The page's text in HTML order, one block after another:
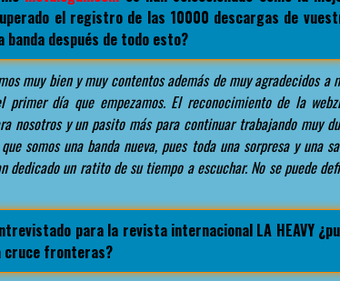
el registro de las 10000 descargas de
banda después de todo esto?
muy bien y muy contentos además de muy agradecidos a
primer día que empezamos. El reconocimiento de la
nosotros y un pasito más para continuar trabajando muy
somos una banda nueva, pues toda una sorpresa y una
dedicado un ratito de su tiempo a escuchar. No se puede
para la revista internacional LA HEAVY
cruce fronteras?